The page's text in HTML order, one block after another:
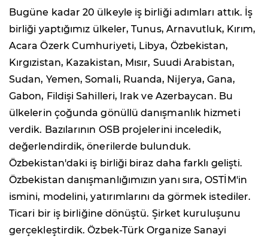
Bugüne kadar 20 ülkeyle iş birliği adımları attık. İş
birliği yaptığımız ülkeler, Tunus, Arnavutluk, Kırım,
Acara Özerk Cumhuriyeti, Libya, Özbekistan,
Kırgızistan, Kazakistan, Mısır, Suudi Arabistan,
Sudan, Yemen, Somali, Ruanda, Nijerya, Gana,
Gabon, Fildişi Sahilleri, Irak ve Azerbaycan. Bu
ülkelerin çoğunda gönüllü danışmanlık hizmeti
verdik. Bazılarının OSB projelerini inceledik,
değerlendirdik, önerilerde bulunduk.
Özbekistan'daki iş birliği biraz daha farklı gelişti.
Özbekistan danışmanlığımızın yanı sıra, OSTİM'in
ismini, modelini, yatırımlarını da görmek istediler.
Ticari bir iş birliğine dönüştü. Şirket kuruluşunu
gerçekleştirdik. Özbek-Türk Organize Sanayi